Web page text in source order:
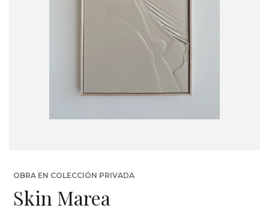
OBRA EN COLECCIÓN PRIVADA
Skin Marea